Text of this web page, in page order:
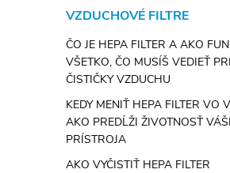
VZDUCHOVÉ FILTRE
ČO JE HEPA FILTER A AKO
VŠETKO, ČO MUSÍŠ VEDIEŤ
ČISTIČKY VZDUCHU
KEDY MENIŤ HEPA FILTER VO
AKO PREDĹŽI ŽIVOTNOSŤ
PRÍSTROJA
AKO VYČISTIŤ HEPA FILTER